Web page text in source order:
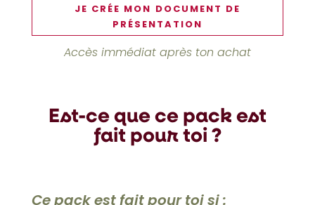
JE CRÉE MON DOCUMENT DE
PRÉSENTATION
Accès immédiat après ton achat
Est-ce que ce pack est
fait pour toi ?
Ce pack est fait pour toi si :